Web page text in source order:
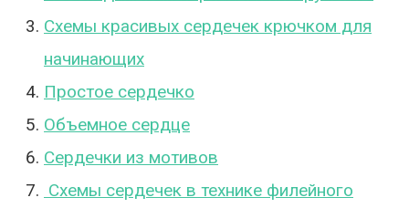
Схемы красивых сердечек крючком для
начинающих
Простое сердечко
Объемное сердце
Сердечки из мотивов
Схемы сердечек в технике филейного